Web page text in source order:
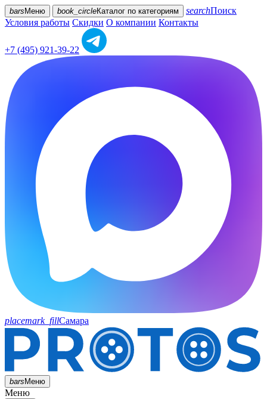
bars Меню book_circleКаталог по категориям searchПоиск
Условия работы Скидки О компании Контакты
+7 (495) 921-39-22
placemark_fillСамара
barsМеню
Меню